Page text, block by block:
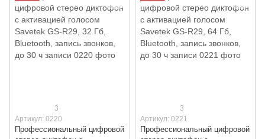
3
Артикул: 0220
Профессиональный цифровой
3
Артикул: 0221
Профессиональный цифровой